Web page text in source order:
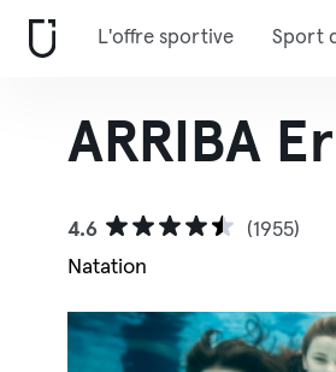
L'offre sportive Sport
ARRIBA
4.6
(1955)
Natation